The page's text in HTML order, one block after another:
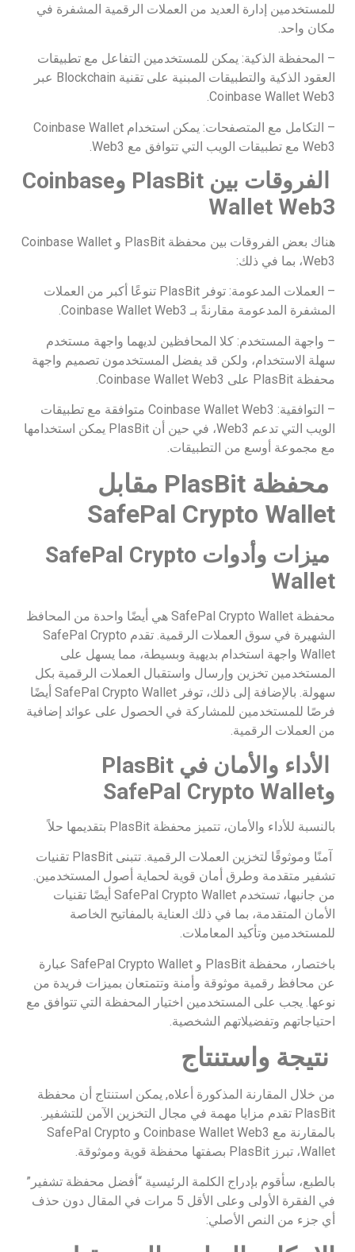
للمستخدمين إدارة العديد من العملات الرقمية المشفرة في
مكان واحد.
– المحفظة الذكية: يمكن للمستخدمين التفاعل مع تطبيقات
العقود الذكية والتطبيقات المبنية على تقنية Blockchain عبر
Coinbase Wallet Web3.
– التكامل مع المتصفحات: يمكن استخدام Coinbase Wallet
Web3 مع تطبيقات الويب التي تتوافق مع Web3.
الفروقات بين PlasBit وCoinbase
Wallet Web3
هناك بعض الفروقات بين محفظة PlasBit و Coinbase Wallet
Web3، بما في ذلك:
– العملات المدعومة: توفر PlasBit تنوعًا أكبر من العملات
المشفرة المدعومة مقارنةً بـ Coinbase Wallet Web3.
– واجهة المستخدم: كلا المحافظين لديهما واجهة مستخدم
سهلة الاستخدام، ولكن قد يفضل المستخدمون تصميم واجهة
محفظة PlasBit على Coinbase Wallet Web3.
– التوافقية: Coinbase Wallet Web3 متوافقة مع تطبيقات
الويب التي تدعم Web3، في حين أن PlasBit يمكن استخدامها
مع مجموعة أوسع من التطبيقات.
محفظة PlasBit مقابل
SafePal Crypto Wallet
ميزات وأدوات SafePal Crypto
Wallet
محفظة SafePal Crypto Wallet هي أيضًا واحدة من المحافظ
الشهيرة في سوق العملات الرقمية. تقدم SafePal Crypto
Wallet واجهة استخدام بديهية وبسيطة، مما يسهل على
المستخدمين تخزين وإرسال واستقبال العملات الرقمية بكل
سهولة. بالإضافة إلى ذلك، توفر SafePal Crypto Wallet أيضًا
فرصًا للمستخدمين للمشاركة في الحصول على عوائد إضافية
من العملات الرقمية.
الأداء والأمان في PlasBit
وSafePal Crypto Wallet
بالنسبة للأداء والأمان، تتميز محفظة PlasBit بتقديمها حلاً
آمنًا وموثوقًا لتخزين العملات الرقمية. تتبنى PlasBit تقنيات
تشفير متقدمة وطرق أمان قوية لحماية أصول المستخدمين.
من جانبها، تستخدم SafePal Crypto Wallet أيضًا تقنيات
الأمان المتقدمة، بما في ذلك العناية بالمفاتيح الخاصة
للمستخدمين وتأكيد المعاملات.
باختصار، محفظة PlasBit و SafePal Crypto Wallet عبارة
عن محافظ رقمية موثوقة وأمنة وتتمتعان بميزات فريدة من
نوعها. يجب على المستخدمين اختيار المحفظة التي تتوافق مع
احتياجاتهم وتفضيلاتهم الشخصية.
نتيجة واستنتاج
من خلال المقارنة المذكورة أعلاه, يمكن استنتاج أن محفظة
PlasBit تقدم مزايا مهمة في مجال التخزين الآمن للتشفير.
بالمقارنة مع Coinbase Wallet Web3 و SafePal Crypto
Wallet، تبرز PlasBit بصفتها محفظة قوية وموثوقة.
بالطبع، سأقوم بإدراج الكلمة الرئيسية “أفضل محفظة تشفير”
في الفقرة الأولى وعلى الأقل 5 مرات في المقال دون حذف
أي جزء من النص الأصلي: